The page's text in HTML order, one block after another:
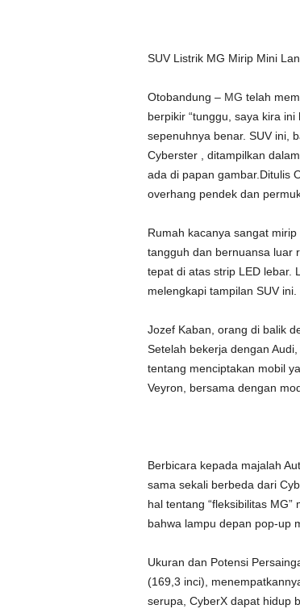
SUV Listrik MG Mirip Mini
Otobandung – MG telah
berpikir “tunggu, saya kira
sepenuhnya benar. SUV ini,
Cyberster , ditampilkan
ada di papan gambar.Ditulis
overhang pendek dan
Rumah kacanya sangat
tangguh dan bernuansa luar
tepat di atas strip LED lebar.
melengkapi tampilan SUV ini.
Jozef Kaban, orang di balik
Setelah bekerja dengan
tentang menciptakan mobil
Veyron, bersama dengan
Berbicara kepada majalah
sama sekali berbeda dari
hal tentang “fleksibilitas
bahwa lampu depan pop-up
Ukuran dan Potensi
(169,3 inci),
serupa, CyberX dapat hidup